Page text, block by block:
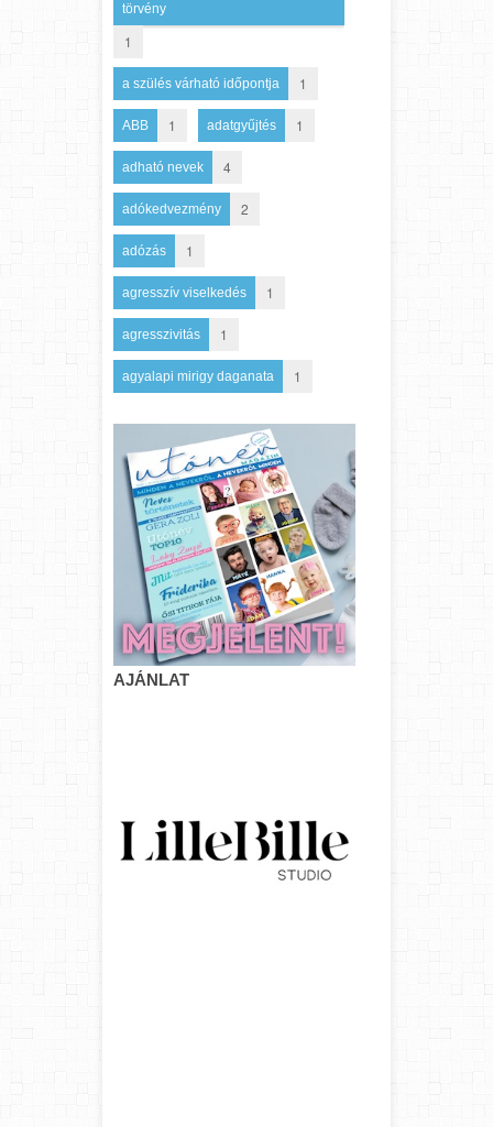
törvény
1
a szülés várható időpontja 1
ABB 1 adatgyűjtés 1
adható nevek 4
adókedvezmény 2
adózás 1
agresszív viselkedés 1
agresszivitás 1
agyalapi mirigy daganata 1
AJÁNLAT